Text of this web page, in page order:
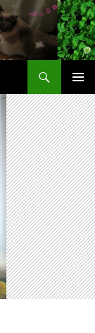
メインメ
ニュー